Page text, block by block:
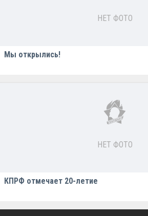
НЕТ ФОТО
Мы открылись!
НЕТ ФОТО
КПРФ отмечает 20-летие